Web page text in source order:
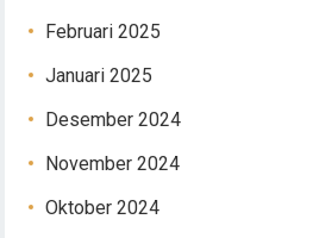
Februari 2025
Januari 2025
Desember 2024
November 2024
Oktober 2024